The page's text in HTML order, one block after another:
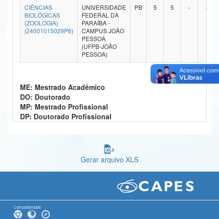
Ministério da Ciência, Tecnologia, Inovações e Comunicações
Ministério do Meio Ambiente
Controladoria-Geral da União
Ministério da Mulher, da Família e dos Direitos Humanos
Banco Central do Brasil
CIÊNCIAS
BIOLÓGICAS
(ZOOLOGIA)
(24001015029P6)
UNIVERSIDADE
FEDERAL DA
PARAÍBA -
CAMPUS JOÃO
PESSOA
(UFPB-JOÃO
PESSOA)
PB 5 5 - -
ME: Mestrado Acadêmico
DO: Doutorado
MP: Mestrado Profissional
DP: Doutorado Profissional
Gerar arquivo XLS
Compatibilidade